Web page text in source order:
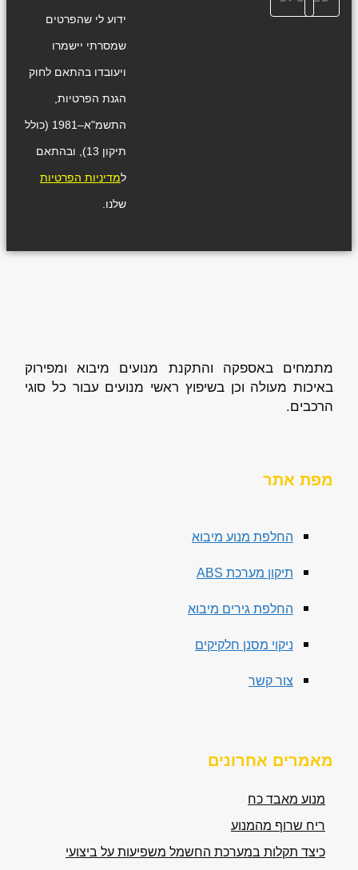
ידוע לי שהפרטים
שמסרתי יישמרו
ויעובדו בהתאם לחוק
הגנת הפרטיות,
התשמ"א–1981 (כולל
תיקון 13), ובהתאם
למדיניות הפרטיות
שלנו.
מתמחים באספקה והתקנת מנועים מיבוא ומפירוק
באיכות מעולה וכן בשיפוץ ראשי מנועים עבור כל סוגי
הרכבים.
מפת אתר
החלפת מנוע מיבוא
תיקון מערכת ABS
החלפת גירים מיבוא
ניקוי מסנן חלקיקים
צור קשר
מאמרים אחרונים
מנוע מאבד כח
ריח שרוף מהמנוע
כיצד תקלות במערכת החשמל משפיעות על ביצועי